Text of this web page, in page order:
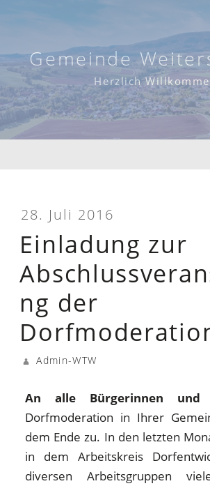
Gemeinde
Herzlich
28. Juli 2016
Einladung zur
ng der
Admin-WTW
An alle Bürgerinnen und
Dorfmoderation in Ihrer
dem Ende zu. In den letzten
in dem Arbeitskreis
diversen Arbeitsgruppen